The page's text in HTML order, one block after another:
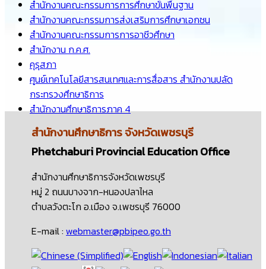
สำนักงานคณะกรรมการการศึกษาขั้นพื้นฐาน
สำนักงานคณะกรรมการส่งเสริมการศึกษาเอกชน
สำนักงานคณะกรรมการการอาชีวศึกษา
สำนักงาน ก.ค.ศ.
คุรุสภา
ศูนย์เทคโนโลยีสารสนเทศและการสื่อสาร สำนักงานปลัด
กระทรวงศึกษาธิการ
สำนักงานศึกษาธิการภาค 4
สำนักงานศึกษาธิการจังหวัดเพชรบุรี
Phetchaburi Provincial Education Office
สำนักงานศึกษาธิการจังหวัดเพชรบุรี
หมู่ 2 ถนนบางจาก-หนองปลาไหล
ตำบลวังตะโก อ.เมือง จ.เพชรบุรี 76000
E-mail : webmaster@pbipeo.go.th